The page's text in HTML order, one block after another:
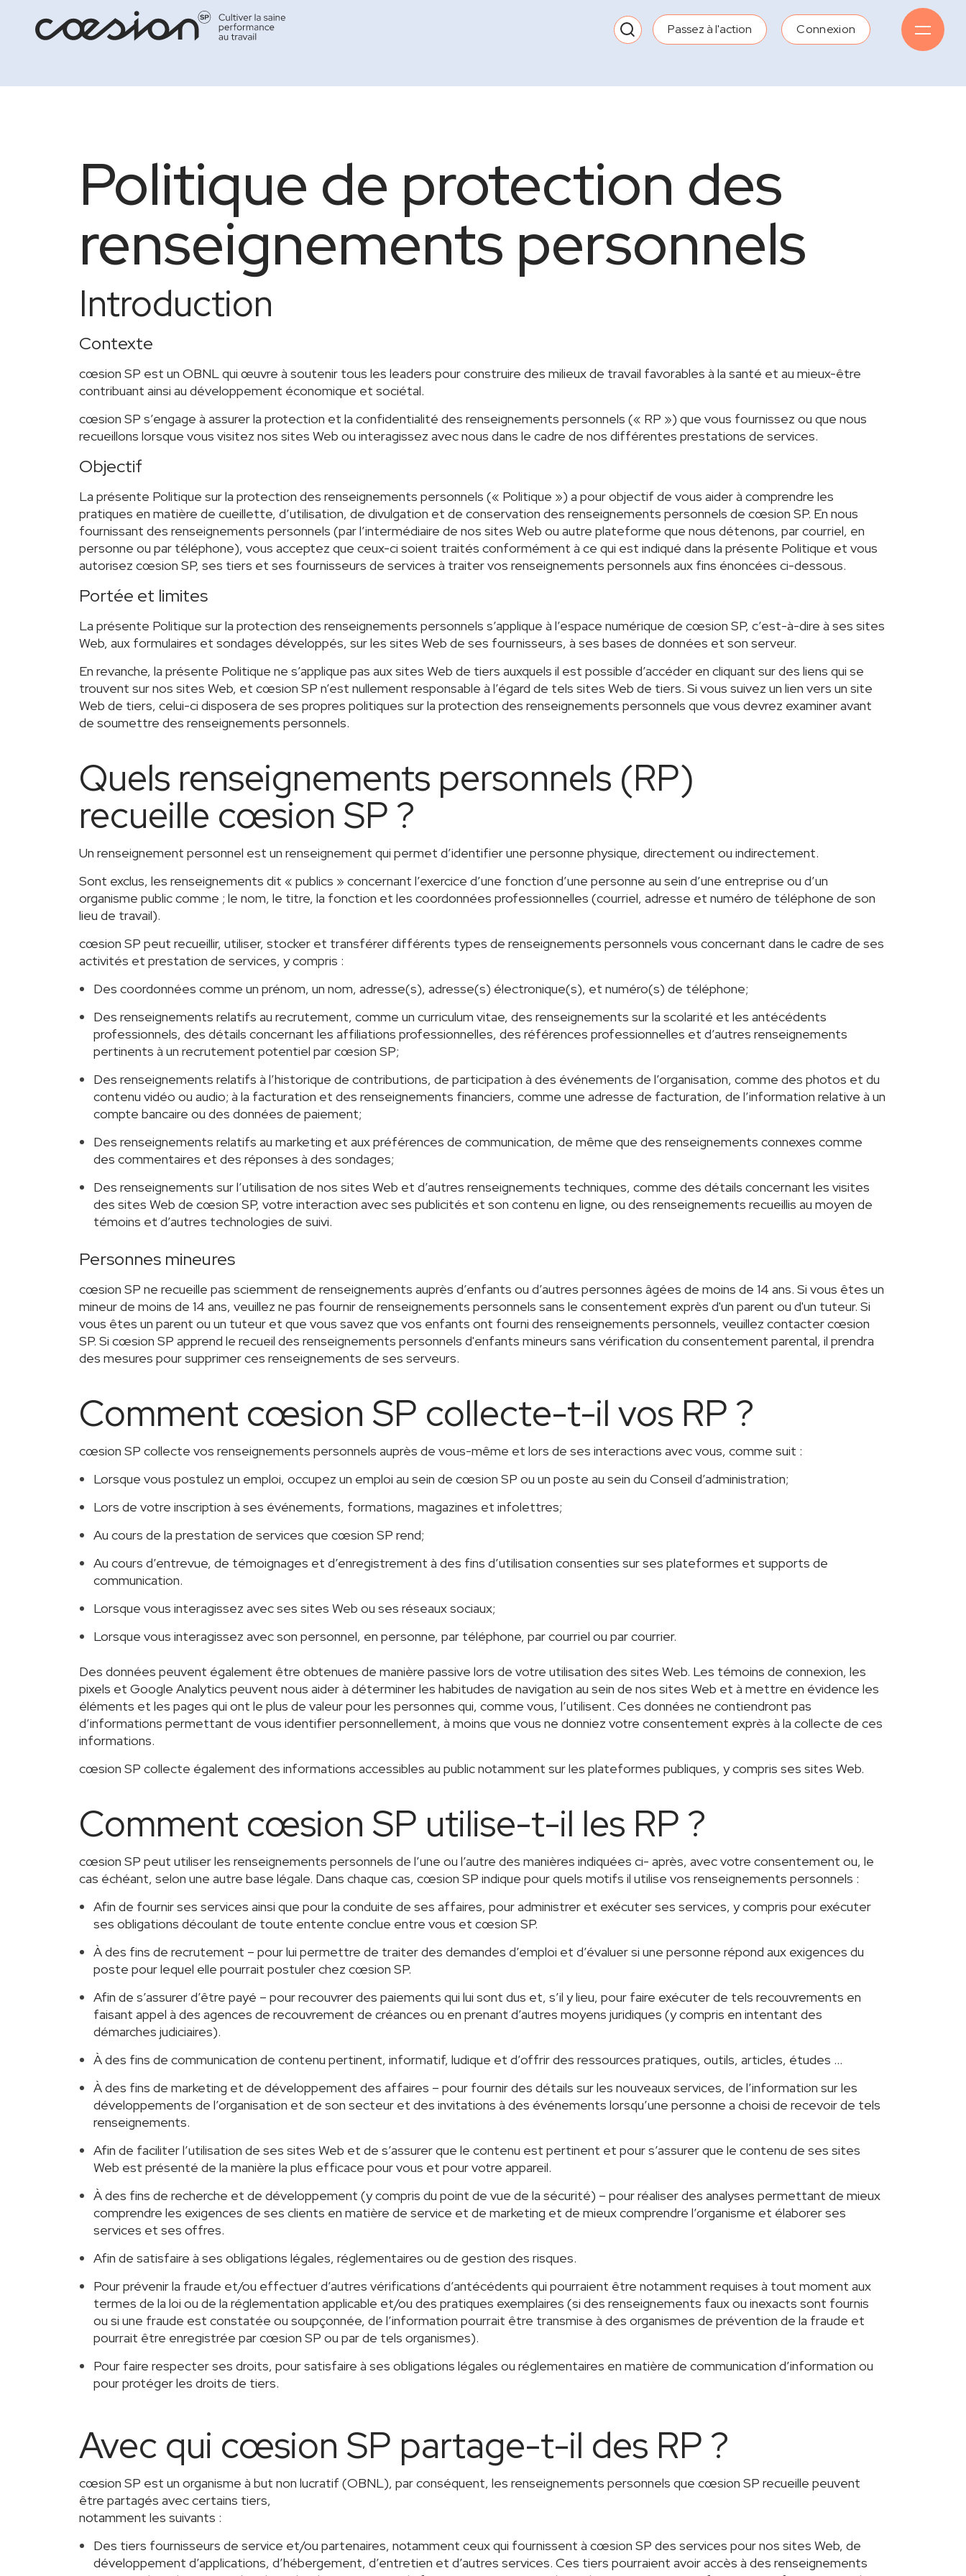
Passez à l'action Connexion
Politique de protection des
renseignements personnels
Introduction
Contexte
cœsion SP est un OBNL qui œuvre à soutenir tous les leaders pour construire des milieux de travail favorables à la santé et au mieux-être
contribuant ainsi au développement économique et sociétal.
cœsion SP s’engage à assurer la protection et la confidentialité des renseignements personnels (« RP ») que vous fournissez ou que nous
recueillons lorsque vous visitez nos sites Web ou interagissez avec nous dans le cadre de nos différentes prestations de services.
Objectif
La présente Politique sur la protection des renseignements personnels (« Politique ») a pour objectif de vous aider à comprendre les
pratiques en matière de cueillette, d’utilisation, de divulgation et de conservation des renseignements personnels de cœsion SP. En nous
fournissant des renseignements personnels (par l’intermédiaire de nos sites Web ou autre plateforme que nous détenons, par courriel, en
personne ou par téléphone), vous acceptez que ceux-ci soient traités conformément à ce qui est indiqué dans la présente Politique et vous
autorisez cœsion SP, ses tiers et ses fournisseurs de services à traiter vos renseignements personnels aux fins énoncées ci-dessous.
Portée et limites
La présente Politique sur la protection des renseignements personnels s’applique à l’espace numérique de cœsion SP, c’est-à-dire à ses sites
Web, aux formulaires et sondages développés, sur les sites Web de ses fournisseurs, à ses bases de données et son serveur.
En revanche, la présente Politique ne s’applique pas aux sites Web de tiers auxquels il est possible d’accéder en cliquant sur des liens qui se
trouvent sur nos sites Web, et cœsion SP n’est nullement responsable à l’égard de tels sites Web de tiers. Si vous suivez un lien vers un site
Web de tiers, celui-ci disposera de ses propres politiques sur la protection des renseignements personnels que vous devrez examiner avant
de soumettre des renseignements personnels.
Quels renseignements personnels (RP)
recueille cœsion SP ?
Un renseignement personnel est un renseignement qui permet d’identifier une personne physique, directement ou indirectement.
Sont exclus, les renseignements dit « publics » concernant l’exercice d’une fonction d’une personne au sein d’une entreprise ou d’un
organisme public comme ; le nom, le titre, la fonction et les coordonnées professionnelles (courriel, adresse et numéro de téléphone de son
lieu de travail).
cœsion SP peut recueillir, utiliser, stocker et transférer différents types de renseignements personnels vous concernant dans le cadre de ses
activités et prestation de services, y compris :
Des coordonnées comme un prénom, un nom, adresse(s), adresse(s) électronique(s), et numéro(s) de téléphone;
Des renseignements relatifs au recrutement, comme un curriculum vitae, des renseignements sur la scolarité et les antécédents
professionnels, des détails concernant les affiliations professionnelles, des références professionnelles et d’autres renseignements
pertinents à un recrutement potentiel par cœsion SP;
Des renseignements relatifs à l’historique de contributions, de participation à des événements de l’organisation, comme des photos et du
contenu vidéo ou audio; à la facturation et des renseignements financiers, comme une adresse de facturation, de l’information relative à un
compte bancaire ou des données de paiement;
Des renseignements relatifs au marketing et aux préférences de communication, de même que des renseignements connexes comme
des commentaires et des réponses à des sondages;
Des renseignements sur l’utilisation de nos sites Web et d’autres renseignements techniques, comme des détails concernant les visites
des sites Web de cœsion SP, votre interaction avec ses publicités et son contenu en ligne, ou des renseignements recueillis au moyen de
témoins et d’autres technologies de suivi.
Personnes mineures
cœsion SP ne recueille pas sciemment de renseignements auprès d’enfants ou d’autres personnes âgées de moins de 14 ans. Si vous êtes un
mineur de moins de 14 ans, veuillez ne pas fournir de renseignements personnels sans le consentement exprès d'un parent ou d'un tuteur. Si
vous êtes un parent ou un tuteur et que vous savez que vos enfants ont fourni des renseignements personnels, veuillez contacter cœsion
SP. Si cœsion SP apprend le recueil des renseignements personnels d'enfants mineurs sans vérification du consentement parental, il prendra
des mesures pour supprimer ces renseignements de ses serveurs.
Comment cœsion SP collecte-t-il vos RP ?
cœsion SP collecte vos renseignements personnels auprès de vous-même et lors de ses interactions avec vous, comme suit :
Lorsque vous postulez un emploi, occupez un emploi au sein de cœsion SP ou un poste au sein du Conseil d’administration;
Lors de votre inscription à ses événements, formations, magazines et infolettres;
Au cours de la prestation de services que cœsion SP rend;
Au cours d’entrevue, de témoignages et d’enregistrement à des fins d’utilisation consenties sur ses plateformes et supports de
communication.
Lorsque vous interagissez avec ses sites Web ou ses réseaux sociaux;
Lorsque vous interagissez avec son personnel, en personne, par téléphone, par courriel ou par courrier.
Des données peuvent également être obtenues de manière passive lors de votre utilisation des sites Web. Les témoins de connexion, les
pixels et Google Analytics peuvent nous aider à déterminer les habitudes de navigation au sein de nos sites Web et à mettre en évidence les
éléments et les pages qui ont le plus de valeur pour les personnes qui, comme vous, l’utilisent. Ces données ne contiendront pas
d’informations permettant de vous identifier personnellement, à moins que vous ne donniez votre consentement exprès à la collecte de ces
informations.
cœsion SP collecte également des informations accessibles au public notamment sur les plateformes publiques, y compris ses sites Web.
Comment cœsion SP utilise-t-il les RP ?
cœsion SP peut utiliser les renseignements personnels de l’une ou l’autre des manières indiquées ci- après, avec votre consentement ou, le
cas échéant, selon une autre base légale. Dans chaque cas, cœsion SP indique pour quels motifs il utilise vos renseignements personnels :
Afin de fournir ses services ainsi que pour la conduite de ses affaires, pour administrer et exécuter ses services, y compris pour exécuter
ses obligations découlant de toute entente conclue entre vous et cœsion SP.
À des fins de recrutement – pour lui permettre de traiter des demandes d’emploi et d’évaluer si une personne répond aux exigences du
poste pour lequel elle pourrait postuler chez cœsion SP.
Afin de s’assurer d’être payé – pour recouvrer des paiements qui lui sont dus et, s’il y lieu, pour faire exécuter de tels recouvrements en
faisant appel à des agences de recouvrement de créances ou en prenant d’autres moyens juridiques (y compris en intentant des
démarches judiciaires).
À des fins de communication de contenu pertinent, informatif, ludique et d’offrir des ressources pratiques, outils, articles, études …
À des fins de marketing et de développement des affaires – pour fournir des détails sur les nouveaux services, de l’information sur les
développements de l’organisation et de son secteur et des invitations à des événements lorsqu’une personne a choisi de recevoir de tels
renseignements.
Afin de faciliter l’utilisation de ses sites Web et de s’assurer que le contenu est pertinent et pour s’assurer que le contenu de ses sites
Web est présenté de la manière la plus efficace pour vous et pour votre appareil.
À des fins de recherche et de développement (y compris du point de vue de la sécurité) – pour réaliser des analyses permettant de mieux
comprendre les exigences de ses clients en matière de service et de marketing et de mieux comprendre l’organisme et élaborer ses
services et ses offres.
Afin de satisfaire à ses obligations légales, réglementaires ou de gestion des risques.
Pour prévenir la fraude et/ou effectuer d’autres vérifications d’antécédents qui pourraient être notamment requises à tout moment aux
termes de la loi ou de la réglementation applicable et/ou des pratiques exemplaires (si des renseignements faux ou inexacts sont fournis
ou si une fraude est constatée ou soupçonnée, de l’information pourrait être transmise à des organismes de prévention de la fraude et
pourrait être enregistrée par cœsion SP ou par de tels organismes).
Pour faire respecter ses droits, pour satisfaire à ses obligations légales ou réglementaires en matière de communication d’information ou
pour protéger les droits de tiers.
Avec qui cœsion SP partage-t-il des RP ?
cœsion SP est un organisme à but non lucratif (OBNL), par conséquent, les renseignements personnels que cœsion SP recueille peuvent
être partagés avec certains tiers,
notamment les suivants :
Des tiers fournisseurs de service et/ou partenaires, notamment ceux qui fournissent à cœsion SP des services pour nos sites Web, de
développement d’applications, d’hébergement, d’entretien et d’autres services. Ces tiers pourraient avoir accès à des renseignements